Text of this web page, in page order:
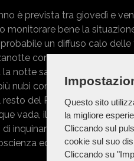
Questo sito
la migliore
Cliccando sul
cookie sul suo
Cliccando su
è prevista tra giovedì e
monitorare bene la
un diffuso calo
con questo meteo,
la notte sarà in compagnia
nubi con 7°C, a Napoli
del Paese sono previsti
vada, il 2024 si chiuderà
inquinare meno, di
ecologica. Un 2025